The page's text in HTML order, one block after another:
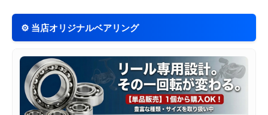
OSP ライゼ110 HF
入荷 OSP ラクシュミ55SP
再入荷 ブルーブルー バリスト90S
⚙️ 当店オリジナルベアリング